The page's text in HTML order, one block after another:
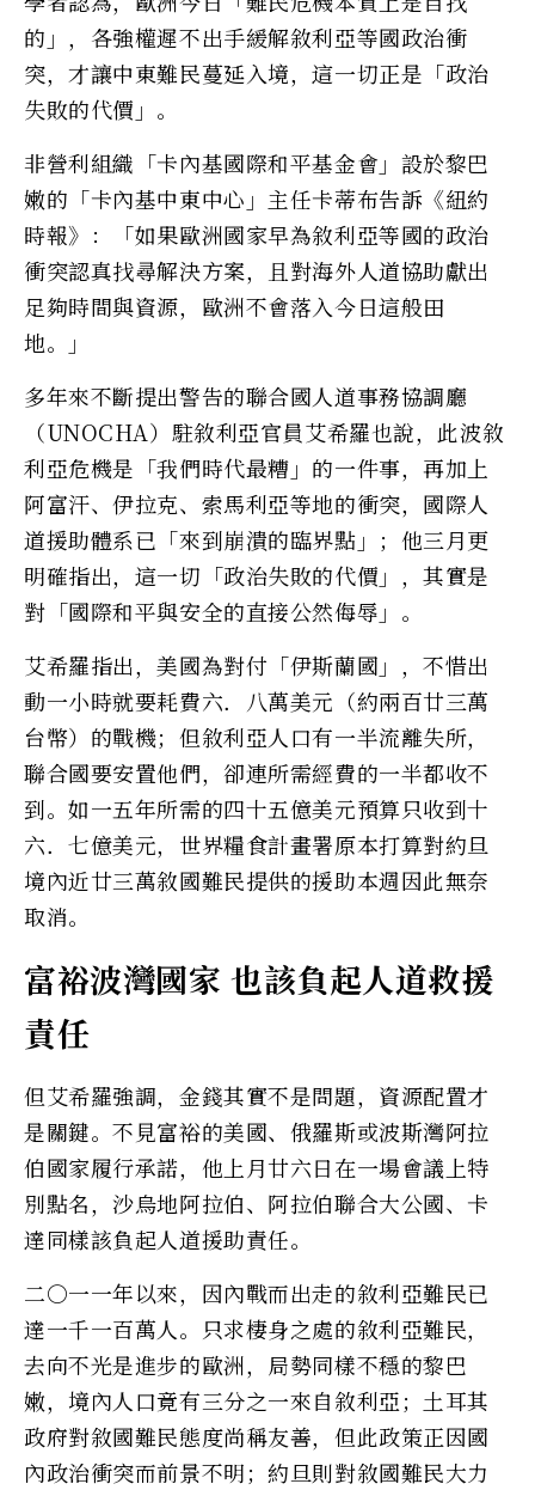
的」，各強權遲不出手緩解敘利亞等國政治衝
突，才讓中東難民蔓延入境，這一切正是「政治
失敗的代價」。
非營利組織「卡內基國際和平基金會」設於黎巴
嫩的「卡內基中東中心」主任卡蒂布告訴《紐約
時報》：「如果歐洲國家早為敘利亞等國的政治
衝突認真找尋解決方案，且對海外人道協助獻出
足夠時間與資源，歐洲不會落入今日這般田
地。」
多年來不斷提出警告的聯合國人道事務協調廳
（UNOCHA）駐敘利亞官員艾希羅也說，此波敘
利亞危機是「我們時代最糟」的一件事，再加上
阿富汗、伊拉克、索馬利亞等地的衝突，國際人
道援助體系已「來到崩潰的臨界點」；他三月更
明確指出，這一切「政治失敗的代價」，其實是
對「國際和平與安全的直接公然侮辱」。
艾希羅指出，美國為對付「伊斯蘭國」，不惜出
動一小時就要耗費六．八萬美元（約兩百廿三萬
台幣）的戰機；但敘利亞人口有一半流離失所，
聯合國要安置他們，卻連所需經費的一半都收不
到。如一五年所需的四十五億美元預算只收到十
六．七億美元，世界糧食計畫署原本打算對約旦
境內近廿三萬敘國難民提供的援助本週因此無奈
取消。
富裕波灣國家 也該負起人道救援
責任
但艾希羅強調，金錢其實不是問題，資源配置才
是關鍵。不見富裕的美國、俄羅斯或波斯灣阿拉
伯國家履行承諾，他上月廿六日在一場會議上特
別點名，沙烏地阿拉伯、阿拉伯聯合大公國、卡
達同樣該負起人道援助責任。
二○一一年以來，因內戰而出走的敘利亞難民已
達一千一百萬人。只求棲身之處的敘利亞難民，
去向不光是進步的歐洲，局勢同樣不穩的黎巴
嫩，境內人口竟有三分之一來自敘利亞；土耳其
政府對敘國難民態度尚稱友善，但此政策正因國
內政治衝突而前景不明；約旦則對敘國難民大力